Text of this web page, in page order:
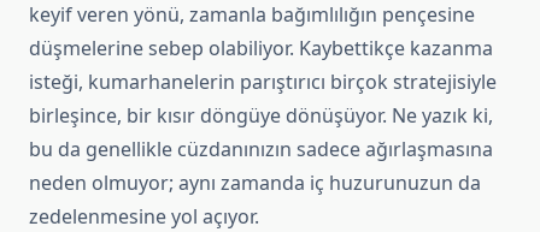
keyif veren yönü, zamanla bağımlılığın pençesine
düşmelerine sebep olabiliyor. Kaybettikçe kazanma
isteği, kumarhanelerin parıştırıcı birçok stratejisiyle
birleşince, bir kısır döngüye dönüşüyor. Ne yazık ki,
bu da genellikle cüzdanınızın sadece ağırlaşmasına
neden olmuyor; aynı zamanda iç huzurunuzun da
zedelenmesine yol açıyor.